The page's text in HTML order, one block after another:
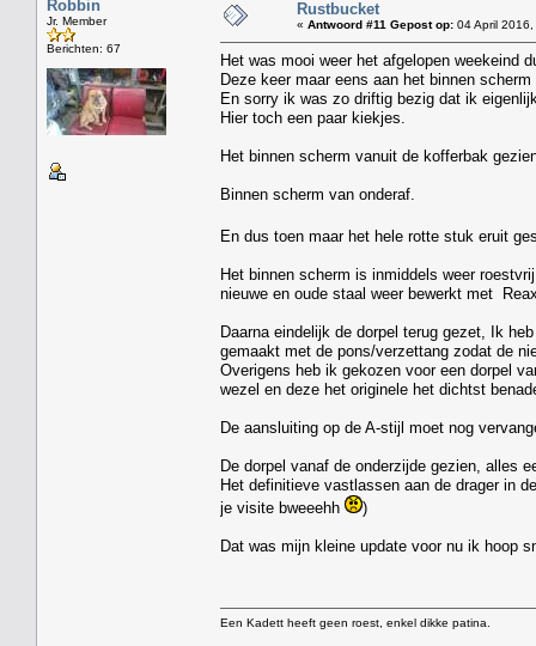
Robbin
Jr. Member
Berichten: 67
Rustbucket
« Antwoord #11 Gepost op: 04 April
Het was mooi weer het afgelopen weekeind
Deze keer maar eens aan het binnen
En sorry ik was zo driftig bezig dat ik
Hier toch een paar kiekjes.
Het binnen scherm vanuit de kofferbak
Binnen scherm van onderaf.
En dus toen maar het hele rotte stuk eruit
Het binnen scherm is inmiddels weer
nieuwe en oude staal weer bewerkt met
Daarna eindelijk de dorpel terug gezet, Ik
gemaakt met de pons/verzettang zodat de
Overigens heb ik gekozen voor een dorpel
wezel en deze het originele het dichtst
De aansluiting op de A-stijl moet nog
De dorpel vanaf de onderzijde gezien, alles
Het definitieve vastlassen aan de drager in
je visite bweeehh
)
Dat was mijn kleine update voor nu ik hoop
Een Kadett heeft geen roest, enkel dikke patina.